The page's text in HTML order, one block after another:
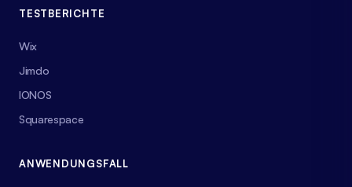
TESTBERICHTE
Wix
Jimdo
IONOS
Squarespace
ANWENDUNGSFALL